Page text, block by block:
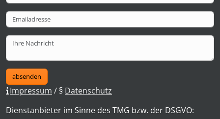
absenden
Impressum / § Datenschutz
Dienstanbieter im Sinne des TMG bzw. der DSGVO: